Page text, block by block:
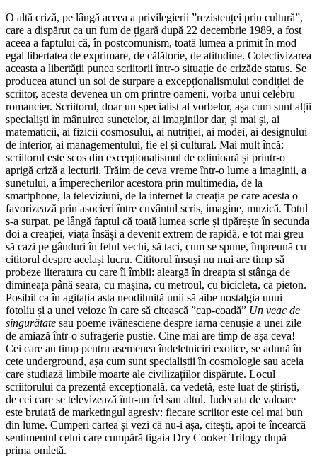
O altă criză, pe lângă aceea a privilegierii ”rezistenței prin cultură”,
care a dispărut ca un fum de țigară după 22 decembrie 1989, a fost
aceea a faptului că, în postcomunism, toată lumea a primit în mod
egal libertatea de exprimare, de călătorie, de atitudine. Colectivizarea
aceasta a libertății punea scriitorii într-o situație de crizăde status. Se
producea atunci un soi de surpare a excepționalismului condiției de
scriitor, acesta devenea un om printre oameni, vorba unui celebru
romancier. Scriitorul, doar un specialist al vorbelor, așa cum sunt alții
specialiști în mânuirea sunetelor, ai imaginilor dar, și mai și, ai
matematicii, ai fizicii cosmosului, ai nutriției, ai modei, ai designului
de interior, ai managementului, fie el și cultural. Mai mult încă:
scriitorul este scos din excepționalismul de odinioară și printr-o
aprigă criză a lecturii. Trăim de ceva vreme într-o lume a imaginii, a
sunetului, a împerecherilor acestora prin multimedia, de la
smartphone, la televiziuni, de la internet la creația pe care acesta o
favorizează prin asocieri între cuvântul scris, imagine, muzică. Totul
s-a surpat, pe lângă faptul că toată lumea scrie și tipărește în secunda
doi a creației, viața însăși a devenit extrem de rapidă, e tot mai greu
să cazi pe gânduri în felul vechi, să taci, cum se spune, împreună cu
cititorul despre același lucru. Cititorul însuși nu mai are timp să
probeze literatura cu care îl îmbii: aleargă în dreapta și stânga de
dimineața până seara, cu mașina, cu metroul, cu bicicleta, ca pieton.
Posibil ca în agitația asta neodihnită unii să aibe nostalgia unui
fotoliu și a unei veioze în care să citească ”cap-coadă” Un veac de
singurătate sau poeme ivănesciene despre iarna cenușie a unei zile
de amiază într-o sufragerie pustie. Cine mai are timp de așa ceva!
Cei care au timp pentru asemenea îndeletniciri exotice, se adună în
cete underground, așa cum sunt specialiștii în cosmologie sau aceia
care studiază limbile moarte ale civilizațiilor dispărute. Locul
scriitorului ca prezență excepțională, ca vedetă, este luat de știriști,
de cei care se televizează într-un fel sau altul. Judecata de valoare
este bruiată de marketingul agresiv: fiecare scriitor este cel mai bun
din lume. Cumperi cartea și vezi că nu-i așa, citești, apoi te încearcă
sentimentul celui care cumpără tigaia Dry Cooker Trilogy după
prima omletă.